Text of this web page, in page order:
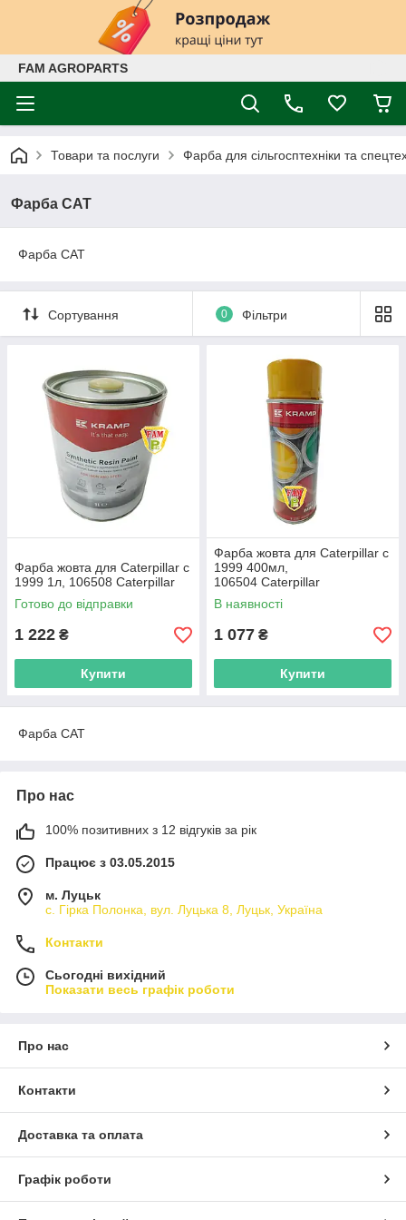
FAM AGROPARTS
Товари та послуги Фарба для сільгосптехніки та
Фарба CAT
Фарба CAT
Сортування 0 Фільтри
Фарба жовта для Caterpillar с
1999 1л, 106508 Caterpillar
Готово до відправки
1 222 ₴
Купити
Фарба жовта для Caterpillar с
1999 400мл,
106504 Caterpillar
В наявності
1 077 ₴
Купити
Фарба CAT
Про нас
100% позитивних з 12 відгуків за рік
Працює з 03.05.2015
м. Луцьк
с. Гірка Полонка, вул. Луцька 8, Луцьк, Україна
Контакти
Сьогодні вихідний
Показати весь графік роботи
Про нас
Контакти
Доставка та оплата
Графік роботи